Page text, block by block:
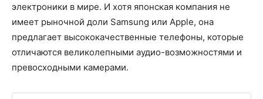
электроники в мире. И хотя японская компания не
имеет рыночной доли Samsung или Apple, она
предлагает высококачественные телефоны, которые
отличаются великолепными аудио-возможностями и
превосходными камерами.